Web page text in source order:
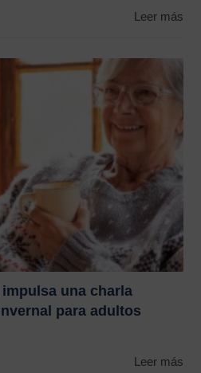
Leer más
una charla
para adultos
Leer más